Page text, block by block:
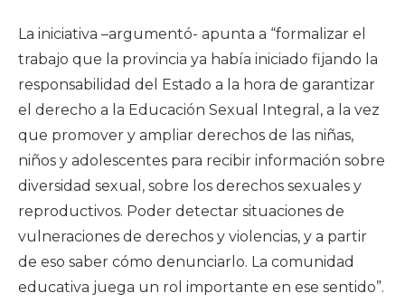
La iniciativa –argumentó- apunta a “formalizar el
trabajo que la provincia ya había iniciado fijando la
responsabilidad del Estado a la hora de garantizar
el derecho a la Educación Sexual Integral, a la vez
que promover y ampliar derechos de las niñas,
niños y adolescentes para recibir información sobre
diversidad sexual, sobre los derechos sexuales y
reproductivos. Poder detectar situaciones de
vulneraciones de derechos y violencias, y a partir
de eso saber cómo denunciarlo. La comunidad
educativa juega un rol importante en ese sentido”.